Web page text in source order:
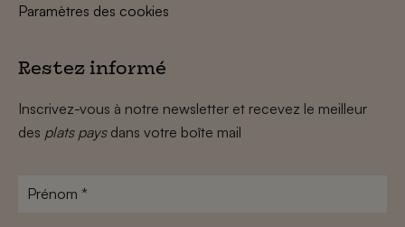
Paramètres des cookies
Restez informé
Inscrivez-vous à notre newsletter et recevez le meilleur
des plats paysdans votre boîte mail
Prénom